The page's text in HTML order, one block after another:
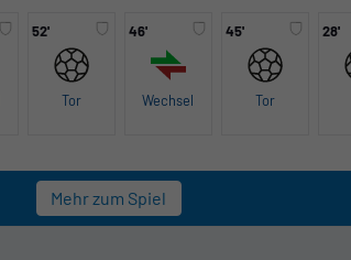
52'
Tor
46'
Wechsel
45'
Tor
28'
Mehr zum Spiel